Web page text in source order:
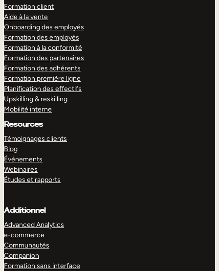
Formation client
Aide à la vente
Onboarding des employés
Formation des employés
Formation à la conformité
Formation des partenaires
Formation des adhérents
Formation première ligne
Planification des effectifs
Upskilling & reskilling
Mobilité interne
Resources
Témoignages clients
Blog
Événements
Webinaires
Études et rapports
Additionnel
Advanced Analytics
e-commerce
Communautés
Companion
Formation sans interface